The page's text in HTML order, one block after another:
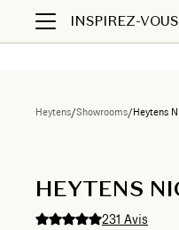
INSPIREZ-VOUS
Heytens/Showrooms/Heytens
HEYTENS
231 Avis